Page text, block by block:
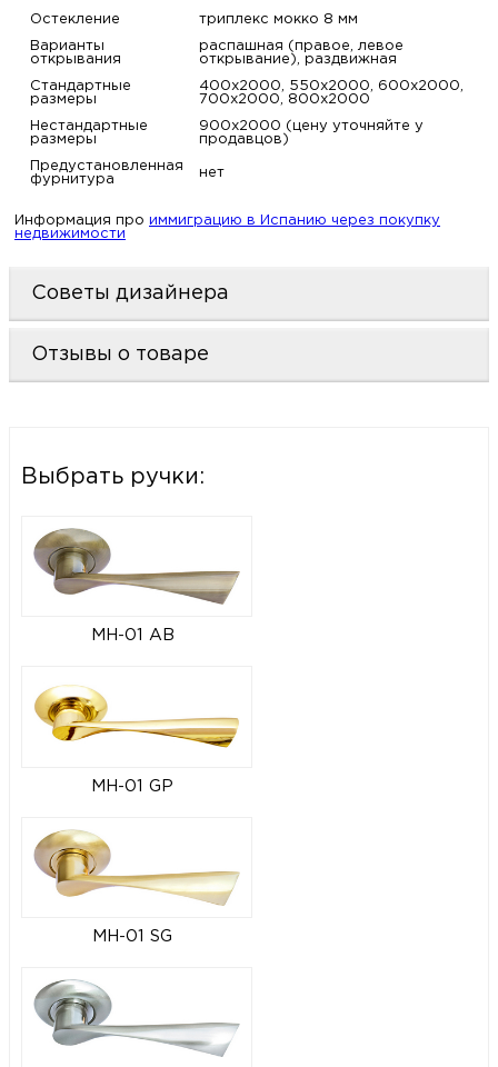
Остекление триплекс мокко 8 мм
Варианты
открывания
распашная (правое, левое
открывание), раздвижная
Стандартные
размеры
400х2000, 550х2000, 600х2000,
700х2000, 800х2000
Нестандартные
размеры
900х2000 (цену уточняйте у
продавцов)
Предустановленная
фурнитура
нет
Информация про иммиграцию в Испанию через покупку
недвижимости
Советы дизайнера
Отзывы о товаре
Выбрать ручки:
MH-01 AB
MH-01 GP
MH-01 SG